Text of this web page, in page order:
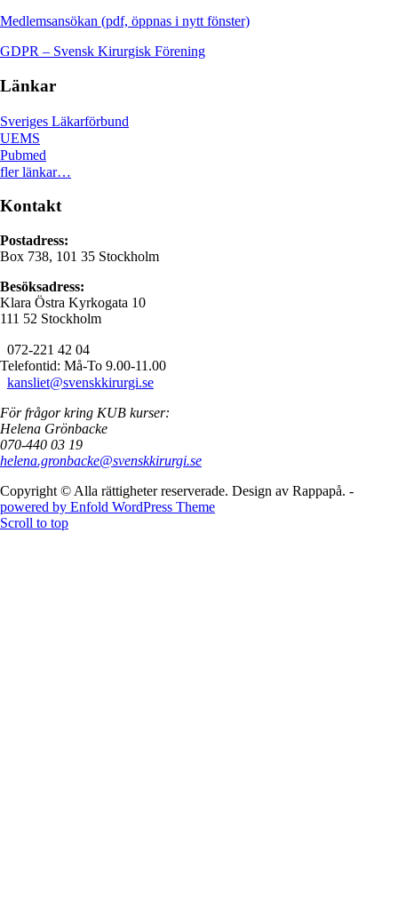
Medlemsansökan (pdf, öppnas i nytt fönster)
GDPR – Svensk Kirurgisk Förening
Länkar
Sveriges Läkarförbund
UEMS
Pubmed
fler länkar…
Kontakt
Postadress:
Box 738, 101 35 Stockholm
Besöksadress:
Klara Östra Kyrkogata 10
111 52 Stockholm
072-221 42 04
Telefontid: Må-To 9.00-11.00
kansliet@svenskkirurgi.se
För frågor kring KUB kurser:
Helena Grönbacke
070-440 03 19
helena.gronbacke@svenskkirurgi.se
Copyright © Alla rättigheter reserverade. Design av Rappapå. -
powered by Enfold WordPress Theme
Scroll to top